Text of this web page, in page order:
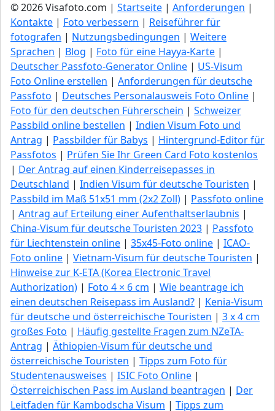
© 2026 Visafoto.com | Startseite | Anforderungen |
Kontakte | Foto verbessern | Reiseführer für
fotografen | Nutzungsbedingungen | Weitere
Sprachen | Blog | Foto für eine Hayya-Karte |
Deutscher Passfoto-Generator Online | US-Visum
Foto Online erstellen | Anforderungen für deutsche
Passfoto | Deutsches Personalausweis Foto Online |
Foto für den deutschen Führerschein | Schweizer
Passbild online bestellen | Indien Visum Foto und
Antrag | Passbilder für Babys | Hintergrund-Editor für
Passfotos | Prüfen Sie Ihr Green Сard Foto kostenlos
| Der Antrag auf einen Kinderreisepasses in
Deutschland | Indien Visum für deutsche Touristen |
Passbild im Maß 51x51 mm (2x2 Zoll) | Passfoto online
| Antrag auf Erteilung einer Aufenthaltserlaubnis |
China-Visum für deutsche Touristen 2023 | Passfoto
für Liechtenstein online | 35x45-Foto online | ICAO-
Foto online | Vietnam-Visum für deutsche Touristen |
Hinweise zur K-ETA (Korea Electronic Travel
Authorization) | Foto 4 × 6 cm | Wie beantrage ich
einen deutschen Reisepass im Ausland? | Kenia-Visum
für deutsche und österreichische Touristen | 3 x 4 cm
großes Foto | Häufig gestellte Fragen zum NZeTA-
Antrag | Äthiopien-Visum für deutsche und
österreichische Touristen | Tipps zum Foto für
Studentenausweises | ISIC Foto Online |
Österreichischen Pass im Ausland beantragen | Der
Leitfaden für Kambodscha Visum | Tipps zum